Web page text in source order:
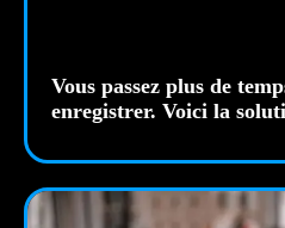
Vous passez plus de
enregistrer. Voici la